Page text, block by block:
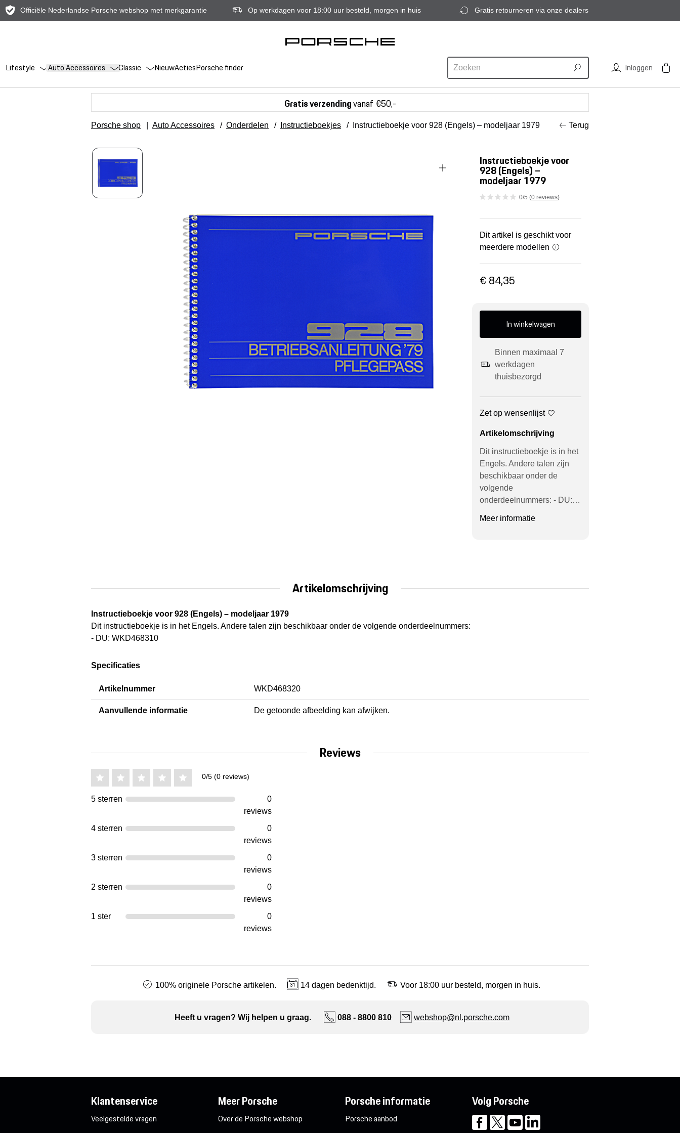
Officiële Nederlandse Porsche webshop met merkgarantie Op werkdagen voor 18:00 uur besteld, morgen in huis Gratis retourneren via onze dealers
Lifestyle Auto Accessoires Classic NieuwActiesPorsche finder Inloggen
Gratis verzendingvanaf €50,-
Porsche shop Auto Accessoires / Onderdelen / Instructieboekjes / Instructieboekje voor 928 (Engels) – modeljaar 1979 Terug
Instructieboekje voor
928 (Engels) –
modeljaar 1979
0/5 (0 reviews)
Dit artikel is geschikt voor
meerdere modellen
€ 84,35
In winkelwagen
Binnen maximaal 7
werkdagen
thuisbezorgd
Zet op wensenlijst
Artikelomschrijving
Dit instructieboekje is in het
Engels. Andere talen zijn
beschikbaar onder de
volgende
onderdeelnummers: - DU:…
Meer informatie
Artikelomschrijving
Instructieboekje voor 928 (Engels) – modeljaar 1979
Dit instructieboekje is in het Engels. Andere talen zijn beschikbaar onder de volgende onderdeelnummers:
- DU: WKD468310
Specificaties
Artikelnummer WKD468320
Aanvullende informatie De getoonde afbeelding kan afwijken.
Reviews
0/5 (0 reviews)
5 sterren
0
reviews
4 sterren
0
reviews
3 sterren
0
reviews
2 sterren
0
reviews
1 ster
0
reviews
100% originele Porsche artikelen. 14 dagen bedenktijd. Voor 18:00 uur besteld, morgen in huis.
Heeft u vragen? Wij helpen u graag. 088 - 8800 810 webshop@nl.porsche.com
Klantenservice
Veelgestelde vragen
Meer Porsche
Over de Porsche webshop
Porsche informatie
Porsche aanbod
Volg Porsche